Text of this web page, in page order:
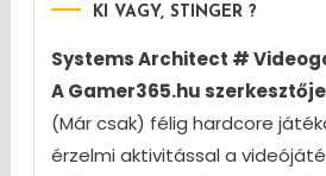
KI VAGY, STINGER ?
Systems Architect #
A Gamer365.hu szerkesztője
(Már csak) félig hardcore
érzelmi aktivitással a